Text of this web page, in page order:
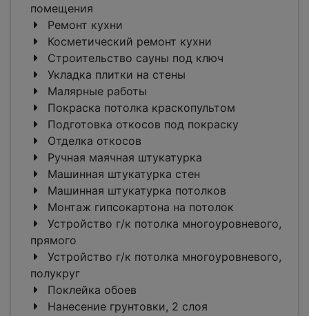
помещения
Ремонт кухни
Косметический ремонт кухни
Строительство сауны под ключ
Укладка плитки на стены
Малярные работы
Покраска потолка краскопультом
Подготовка откосов под покраску
Отделка откосов
Ручная маячная штукатурка
Машинная штукатурка стен
Машинная штукатурка потолков
Монтаж гипсокартона на потолок
Устройство г/к потолка многоуровневого,
прямого
Устройство г/к потолка многоуровневого,
полукруг
Поклейка обоев
Нанесение грунтовки, 2 слоя